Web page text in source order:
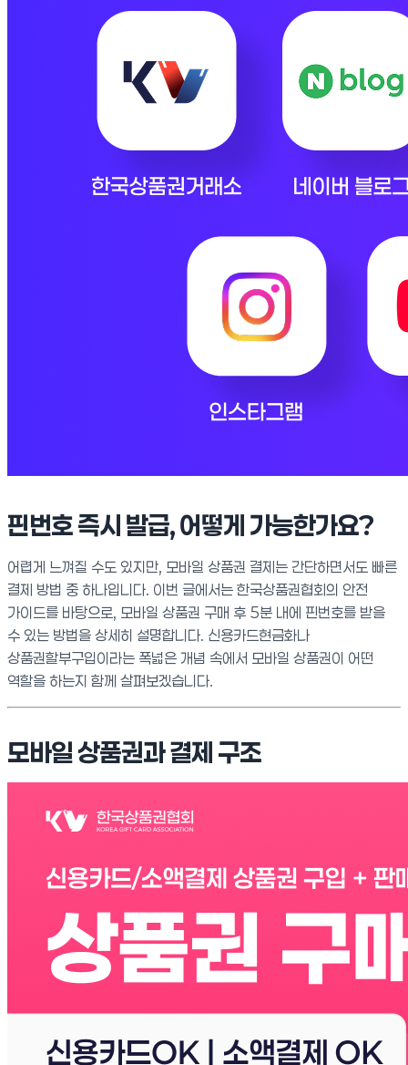
핀번호 즉시 발급, 어떻게 가능한가요?
어렵게 느껴질 수도 있지만, 모바일 상품권 결제는 간단하면서도 빠른
결제 방법 중 하나입니다. 이번 글에서는 한국상품권협회의 안전
가이드를 바탕으로, 모바일 상품권 구매 후 5분 내에 핀번호를 받을
수 있는 방법을 상세히 설명합니다. 신용카드현금화나
상품권할부구입이라는 폭넓은 개념 속에서 모바일 상품권이 어떤
역할을 하는지 함께 살펴보겠습니다.
모바일 상품권과 결제 구조